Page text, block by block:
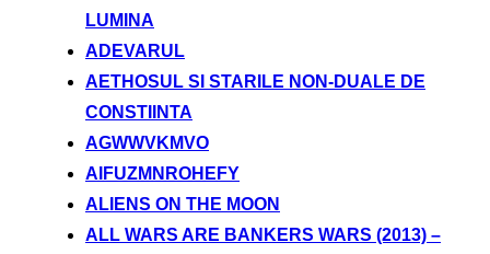
LUMINA
ADEVARUL
AETHOSUL SI STARILE NON-DUALE DE
CONSTIINTA
AGWWVKMVO
AIFUZMNROHEFY
ALIENS ON THE MOON
ALL WARS ARE BANKERS WARS (2013) –